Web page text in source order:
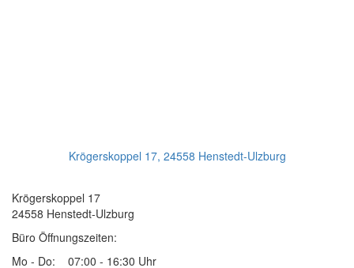
Krögerskoppel 17, 24558 Henstedt-Ulzburg
Krögerskoppel 17
24558 Henstedt-Ulzburg
Büro Öffnungszeiten:
Mo - Do: 07:00 - 16:30 Uhr